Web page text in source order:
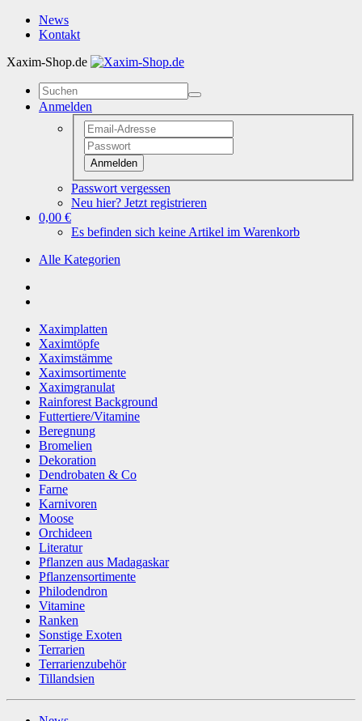
News
Kontakt
Xaxim-Shop.de
Anmelden
Anmelden
Passwort vergessen
Neu hier? Jetzt registrieren
0,00 €
Es befinden sich keine Artikel im Warenkorb
Alle Kategorien
Xaximplatten
Xaximtöpfe
Xaximstämme
Xaximsortimente
Xaximgranulat
Rainforest Background
Futtertiere/Vitamine
Beregnung
Bromelien
Dekoration
Dendrobaten & Co
Farne
Karnivoren
Moose
Orchideen
Literatur
Pflanzen aus Madagaskar
Pflanzensortimente
Philodendron
Vitamine
Ranken
Sonstige Exoten
Terrarien
Terrarienzubehör
Tillandsien